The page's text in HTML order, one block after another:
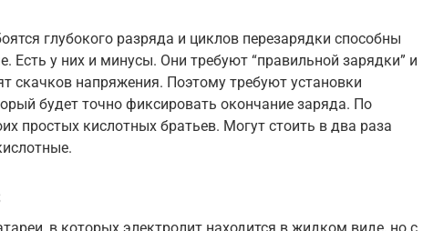
глубокого разряда и циклов перезарядки способны
Есть у них и минусы. Они требуют “правильной зарядки” и
скачков напряжения. Поэтому требуют установки
будет точно фиксировать окончание заряда. По
простых кислотных братьев. Могут стоить в два раза